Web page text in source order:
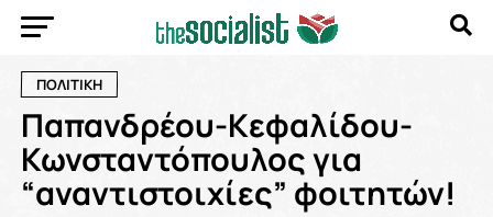
ΠΟΛΙΤΙΚΗ
Παπανδρέου-Κεφαλίδου-
Κωνσταντόπουλος για
“αναντιστοιχίες” φοιτητών!